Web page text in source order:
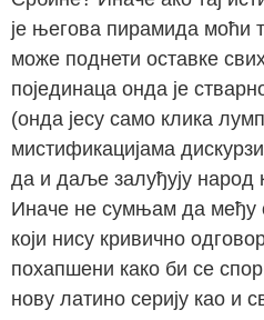
је његова пирамида моћи
може поднети оставке
појединаца онда је
(онда јесу само клика
мистификацијама
да и даље залуђују народ
Иначе не сумњам да међу
који нису кривично
похапшени како би се
нову латино серију као и